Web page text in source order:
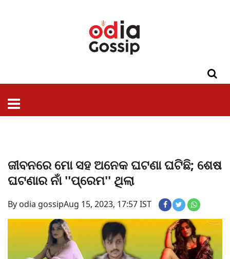
ଜୀବନରେ ମୋ ସହ ଅନେକ ଘଟଣା ଘଟିଛି; ଶେଷ
ଘଟଣାର ନାଁ ''ପ୍ରେମ'' ଥିଲା
By odia gossipAug 15, 2023, 17:57 IST